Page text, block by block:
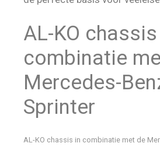
AL-KO
combinatie
Mercedes-
Sprinter
AL-KO chassis in combinatie met de